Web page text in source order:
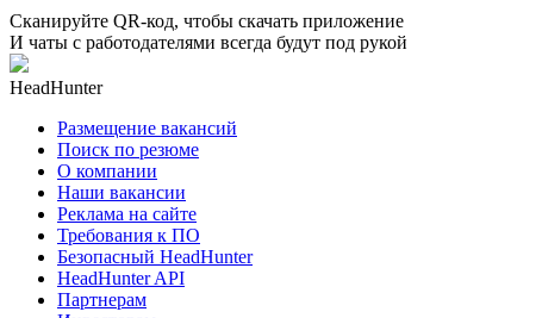
Сканируйте QR-код, чтобы скачать приложение
И чаты с работодателями всегда будут под рукой
HeadHunter
Размещение вакансий
Поиск по резюме
О компании
Наши вакансии
Реклама на сайте
Требования к ПО
Безопасный HeadHunter
HeadHunter API
Партнерам